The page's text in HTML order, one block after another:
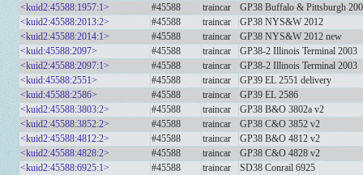
<kuid2:45588:1957:1>
#45588 traincar
GP38 Buffalo & Pittsburgh
<kuid2:45588:2013:2>
#45588 traincar
GP38 NYS&W 2012
<kuid2:45588:2014:1>
#45588 traincar
GP38 NYS&W 2012 new
<kuid:45588:2097>
#45588 traincar
GP38-2 Illinois Terminal 2003
<kuid2:45588:2097:1>
#45588 traincar
GP38-2 Illinois Terminal 2003
<kuid:45588:2551>
#45588 traincar
GP39 EL 2551 delivery
<kuid:45588:2586>
#45588 traincar
GP39 EL 2586
<kuid2:45588:3803:2>
#45588 traincar
GP38 B&O 3802a v2
<kuid2:45588:3852:2>
#45588 traincar
GP38 C&O 3852 v2
<kuid2:45588:4812:2>
#45588 traincar
GP38 B&O 4812 v2
<kuid2:45588:4828:2>
#45588 traincar
GP38 C&O 4828 v2
<kuid2:45588:6925:1>
#45588 traincar
SD38 Conrail 6925